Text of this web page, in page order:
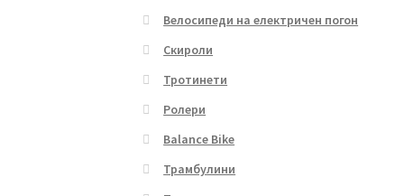
Велосипеди на електричен погон
Скироли
Тротинети
Ролери
Balance Bike
Трамбулини